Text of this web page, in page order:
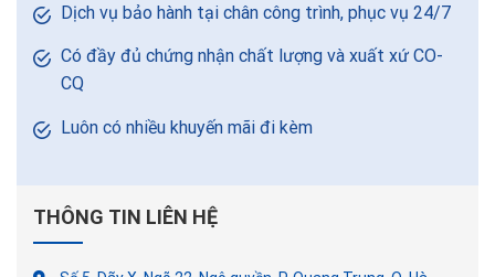
Dịch vụ bảo hành tại chân công trình, phục vụ 24/7
Có đầy đủ chứng nhận chất lượng và xuất xứ CO-
CQ
Luôn có nhiều khuyến mãi đi kèm
THÔNG TIN LIÊN HỆ